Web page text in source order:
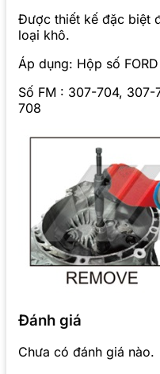
Được thiết kế đặc biệt
loại khô.
Áp dụng: Hộp số
Số FM : 307-704,
708
Đánh giá
Chưa có đánh giá nào.